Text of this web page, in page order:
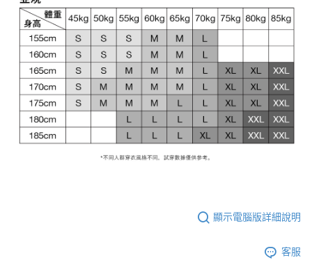
顯示電腦版詳細說明
客服